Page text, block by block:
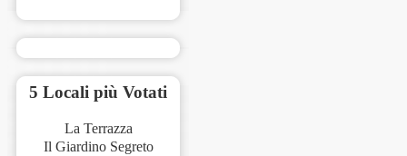
5 Locali più Votati
La Terrazza
Il Giardino Segreto